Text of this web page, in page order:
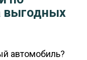
выгодных
автомобиль?